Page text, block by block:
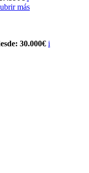
más
30.000€ i